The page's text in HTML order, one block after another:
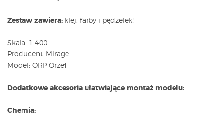
Zestaw zawiera: klej, farby i pędzelek!
Skala: 1:400
Producent: Mirage
Model: ORP Orzeł
Dodatkowe akcesoria ułatwiające montaż modelu:
Chemia: